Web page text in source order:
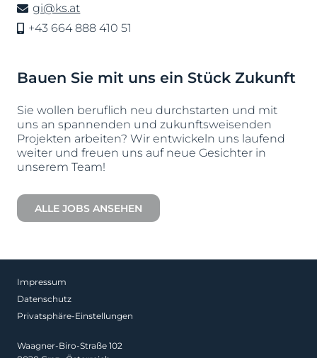
gi@ks.at
+43 664 888 410 51
Bauen Sie mit uns ein Stück Zukunft
Sie wollen beruflich neu durchstarten und mit
uns an spannenden und zukunftsweisenden
Projekten arbeiten? Wir entwickeln uns laufend
weiter und freuen uns auf neue Gesichter in
unserem Team!
ALLE JOBS ANSEHEN
Impressum
Datenschutz
Privatsphäre-Einstellungen
Waagner-Biro-Straße 102